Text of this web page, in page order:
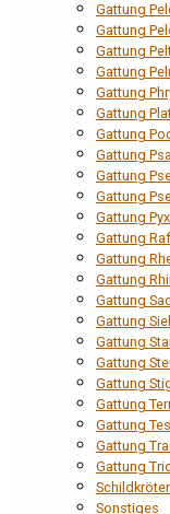
Gattung
Gattung
Gattung
Gattung
Gattung
Gattung
Gattung
Gattung
Gattung
Gattung
Gattung
Gattung
Gattung
Gattung
Gattung
Gattung
Gattung
Gattung
Gattung
Gattung
Gattung
Gattung
Gattung
Sonstiges